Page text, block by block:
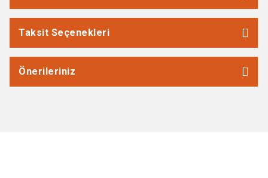
Taksit Seçenekleri
Önerileriniz